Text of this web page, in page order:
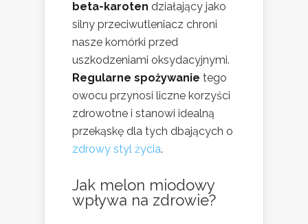
beta-karoten działający jako
silny przeciwutleniacz chroni
nasze komórki przed
uszkodzeniami oksydacyjnymi.
Regularne spożywanie tego
owocu przynosi liczne korzyści
zdrowotne i stanowi idealną
przekąskę dla tych dbających o
zdrowy styl życia.
Jak melon miodowy
wpływa na zdrowie?